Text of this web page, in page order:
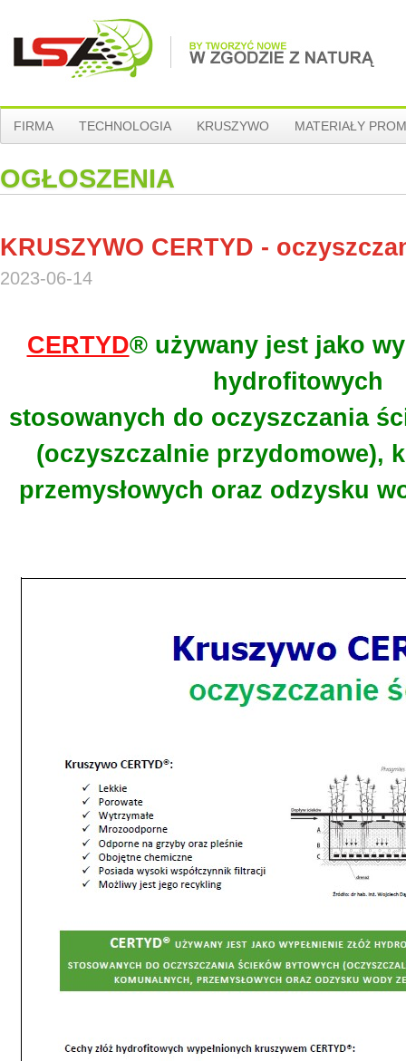
FIRMA TECHNOLOGIA KRUSZYWO MATERIAŁY
OGŁOSZENIA
KRUSZYWO CERTYD -
2023-06-14
CERTYD® używany jest jako
hydrofitowych
stosowanych do oczyszczania
(oczyszczalnie przydomowe),
przemysłowych oraz odzysku